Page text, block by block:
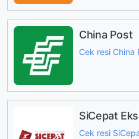
China Post
Cek resi China
SiCepat
Cek resi